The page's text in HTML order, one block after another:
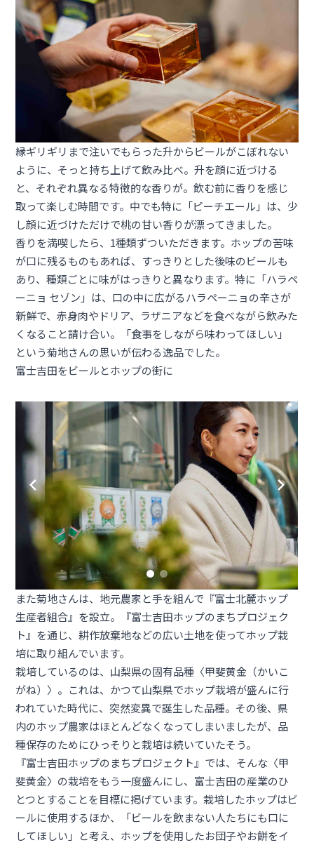
縁ギリギリまで注いでもらった升からビールがこぼれない
ように、そっと持ち上げて飲み比べ。升を顔に近づける
と、それぞれ異なる特徴的な香りが。飲む前に香りを感じ
取って楽しむ時間です。中でも特に「ピーチエール」は、少
し顔に近づけただけで桃の甘い香りが漂ってきました。
香りを満喫したら、1種類ずついただきます。ホップの苦味
が口に残るものもあれば、すっきりとした後味のビールも
あり、種類ごとに味がはっきりと異なります。特に「ハラペ
ーニョ セゾン」は、口の中に広がるハラペーニョの辛さが
新鮮で、赤身肉やドリア、ラザニアなどを食べながら飲みた
くなること請け合い。「食事をしながら味わってほしい」
という菊地さんの思いが伝わる逸品でした。
富士吉田をビールとホップの街に
また菊地さんは、地元農家と手を組んで『富士北麓ホップ
生産者組合』を設立。『富士吉田ホップのまちプロジェク
ト』を通じ、耕作放棄地などの広い土地を使ってホップ栽
培に取り組んでいます。
栽培しているのは、山梨県の固有品種〈甲斐黄金（かいこ
がね）〉。これは、かつて山梨県でホップ栽培が盛んに行
われていた時代に、突然変異で誕生した品種。その後、県
内のホップ農家はほとんどなくなってしまいましたが、品
種保存のためにひっそりと栽培は続いていたそう。
『富士吉田ホップのまちプロジェクト』では、そんな〈甲
斐黄金〉の栽培をもう一度盛んにし、富士吉田の産業のひ
とつとすることを目標に掲げています。栽培したホップはビ
ールに使用するほか、「ビールを飲まない人たちにも口に
してほしい」と考え、ホップを使用したお団子やお餅をイ